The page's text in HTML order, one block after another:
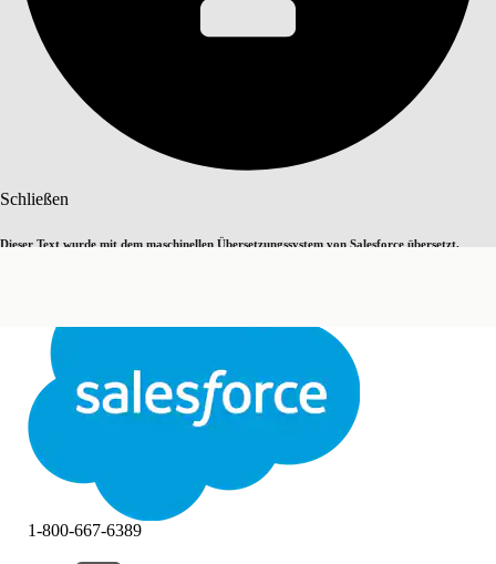
Schließen
Dieser Text wurde mit dem maschinellen Übersetzungssystem von Salesforce übersetzt.
Schließen
1-800-667-6389